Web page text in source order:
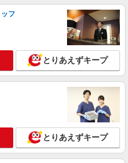
フ
とりあえずキープ
とりあえずキープ